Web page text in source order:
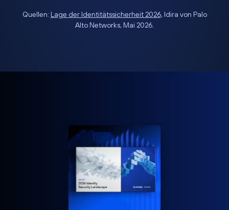
Quellen: Lage der Identitätssicherheit 2026, Idira von Palo
Alto Networks, Mai 2026.